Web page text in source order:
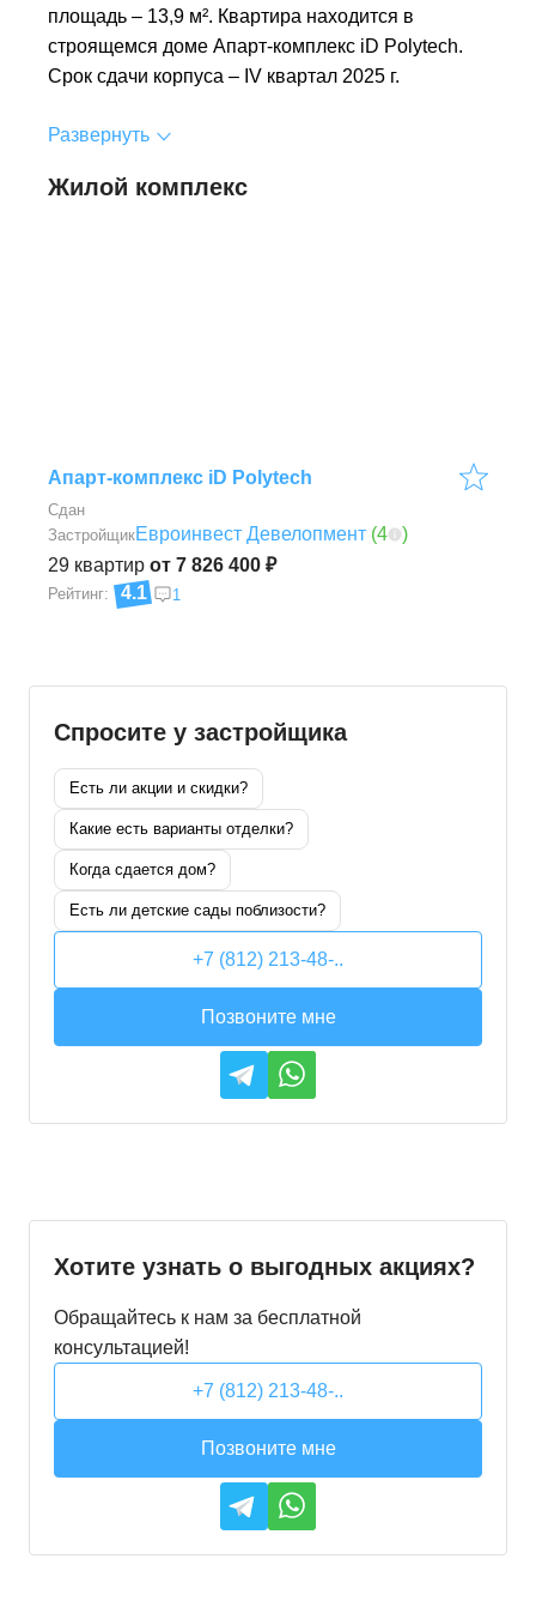
площадь – 13,9 м². Квартира находится в
строящемся доме Апарт-комплекс iD Polytech.
Срок сдачи корпуса – IV квартал 2025 г.
Развернуть
Жилой комплекс
Апарт-комплекс iD Polytech
Сдан
29 квартир от 7 826 400 ₽
ЗастройщикЕвроинвест Девелопмент (4 )
Рейтинг: 4.1 1
Спросите у застройщика
Есть ли акции и скидки?
Какие есть варианты отделки?
Когда сдается дом?
Есть ли детские сады поблизости?
+7 (812) 213-48-..
Позвоните мне
Хотите узнать о выгодных акциях?
Обращайтесь к нам за бесплатной
консультацией!
+7 (812) 213-48-..
Позвоните мне